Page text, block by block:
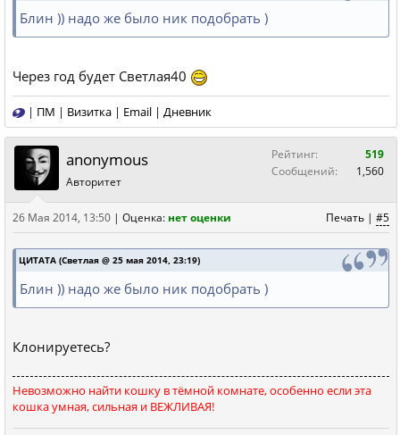
Блин )) надо же было ник подобрать )
Через год будет Светлая40
| ПМ | Визитка | Email | Дневник
anonymous
Авторитет
Рейтинг:
519
Сообщений:
1,560
Печать | #5
26 Мая 2014, 13:50 | Оценка: нет оценки
ЦИТАТА (Светлая @ 25 мая 2014, 23:19)
Блин )) надо же было ник подобрать )
Клонируетесь?
Невозможно найти кошку в тёмной комнате, особенно если эта
кошка умная, сильная и ВЕЖЛИВАЯ!